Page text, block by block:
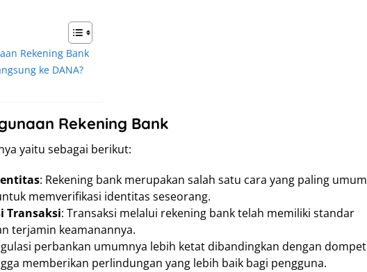
Rekening Bank
ke DANA?
Rekening Bank
yaitu sebagai berikut:
: Rekening bank merupakan salah satu cara yang paling umum
memverifikasi identitas seseorang.
Transaksi: Transaksi melalui rekening bank telah memiliki standar
terjamin keamanannya.
perbankan umumnya lebih ketat dibandingkan dengan dompet
memberikan perlindungan yang lebih baik bagi pengguna.